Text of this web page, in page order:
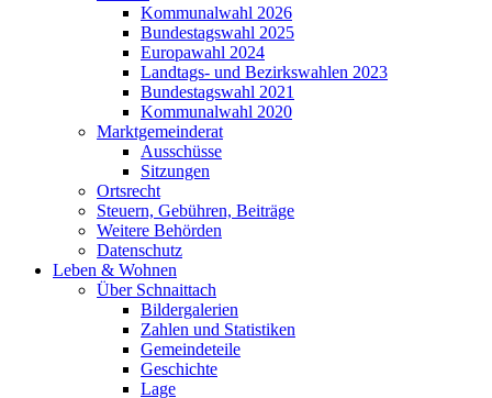
Kommunalwahl 2026
Bundestagswahl 2025
Europawahl 2024
Landtags- und Bezirkswahlen 2023
Bundestagswahl 2021
Kommunalwahl 2020
Marktgemeinderat
Ausschüsse
Sitzungen
Ortsrecht
Steuern, Gebühren, Beiträge
Weitere Behörden
Datenschutz
Leben & Wohnen
Über Schnaittach
Bildergalerien
Zahlen und Statistiken
Gemeindeteile
Geschichte
Lage